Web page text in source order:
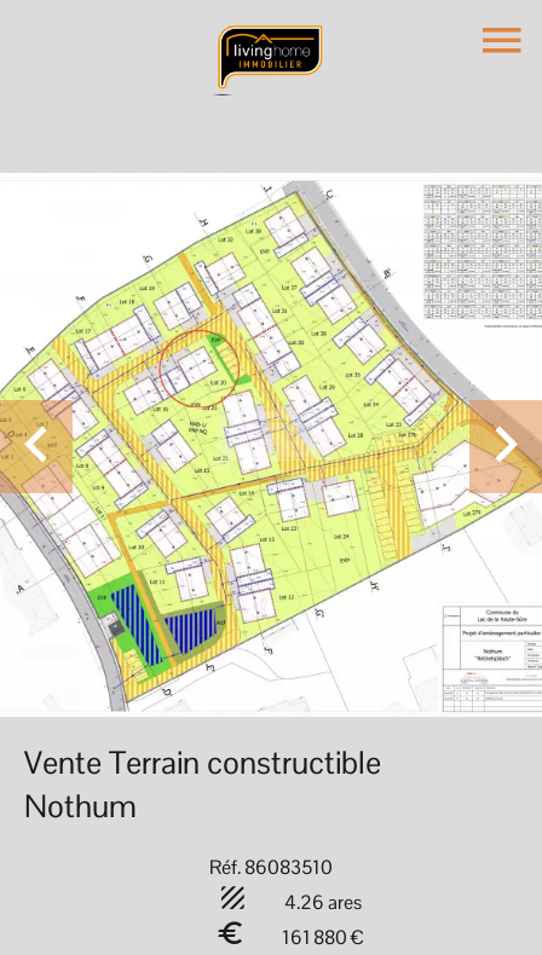
Vente Terrain constructible
Nothum
Réf. 86083510
4.26 ares
161 880 €